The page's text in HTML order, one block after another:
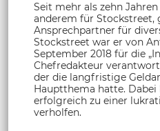
Seit mehr als zehn
anderem für Stockstreet,
Ansprechpartner für
Stockstreet war er von
September 2018 für die
Chefredakteur
der die langfristige
Hauptthema hatte. Dabei
erfolgreich zu einer
verholfen.